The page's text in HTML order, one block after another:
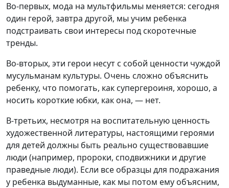
Во-первых, мода на мультфильмы меняется: сегодня
один герой, завтра другой, мы учим ребенка
подстраивать свои интересы под скоротечные
тренды.
Во-вторых, эти герои несут с собой ценности чуждой
мусульманам культуры. Очень сложно объяснить
ребенку, что помогать, как супергероиня, хорошо, а
носить короткие юбки, как она, — нет.
В-третьих, несмотря на воспитательную ценность
художественной литературы, настоящими героями
для детей должны быть реально существовавшие
люди (например, пророки, сподвижники и другие
праведные люди). Если все образцы для подражания
у ребенка выдуманные, как мы потом ему объясним,